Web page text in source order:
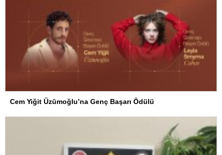
Cem Yiğit Üzümoğlu’na Genç Başarı Ödülü